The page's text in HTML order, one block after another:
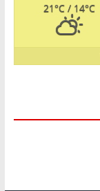
21°C / 14°C